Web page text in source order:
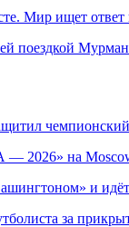
Мир ищет ответ
поездкой
на
и
за